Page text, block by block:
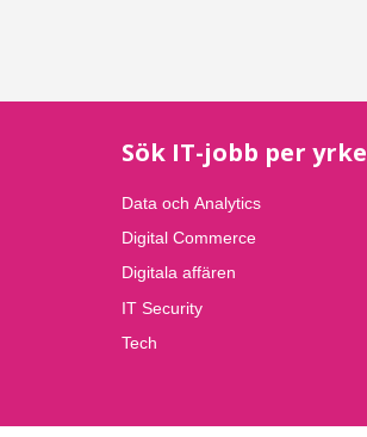
Sök IT-jobb per yrke
Data och Analytics
Digital Commerce
Digitala affären
IT Security
Tech